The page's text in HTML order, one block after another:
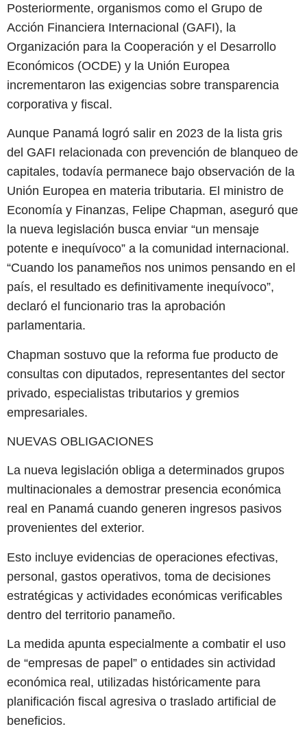
Posteriormente, organismos como el Grupo de
Acción Financiera Internacional (GAFI), la
Organización para la Cooperación y el Desarrollo
Económicos (OCDE) y la Unión Europea
incrementaron las exigencias sobre transparencia
corporativa y fiscal.
Aunque Panamá logró salir en 2023 de la lista gris
del GAFI relacionada con prevención de blanqueo de
capitales, todavía permanece bajo observación de la
Unión Europea en materia tributaria. El ministro de
Economía y Finanzas, Felipe Chapman, aseguró que
la nueva legislación busca enviar “un mensaje
potente e inequívoco” a la comunidad internacional.
“Cuando los panameños nos unimos pensando en el
país, el resultado es definitivamente inequívoco”,
declaró el funcionario tras la aprobación
parlamentaria.
Chapman sostuvo que la reforma fue producto de
consultas con diputados, representantes del sector
privado, especialistas tributarios y gremios
empresariales.
NUEVAS OBLIGACIONES
La nueva legislación obliga a determinados grupos
multinacionales a demostrar presencia económica
real en Panamá cuando generen ingresos pasivos
provenientes del exterior.
Esto incluye evidencias de operaciones efectivas,
personal, gastos operativos, toma de decisiones
estratégicas y actividades económicas verificables
dentro del territorio panameño.
La medida apunta especialmente a combatir el uso
de “empresas de papel” o entidades sin actividad
económica real, utilizadas históricamente para
planificación fiscal agresiva o traslado artificial de
beneficios.